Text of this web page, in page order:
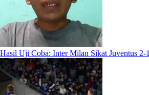
Hasil Uji Coba: Inter Milan Sikat Juventus 2-1